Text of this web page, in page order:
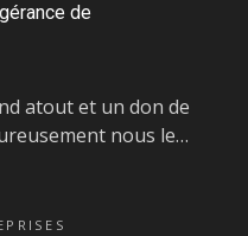
de
atout et un don de
nous le…